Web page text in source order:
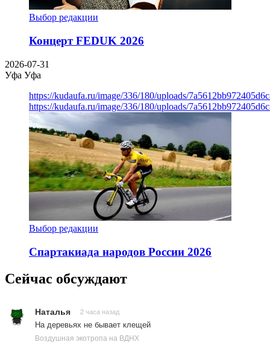
Выбор редакции
Концерт FEDUK 2026
2026-07-31
Уфа Уфа
https://kudaufa.ru/image/336/180/uploads/
https://kudaufa.ru/image/336/180/uploads/
Выбор редакции
Спартакиада народов России 2026
Сейчас обсуждают
Наталья 2 часа назад
На деревьях не бывает клещей
Воздушная экотропа на ВДНХ